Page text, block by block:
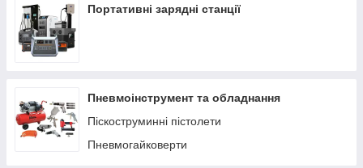
Заточувальні верстати
Портативні зарядні станції
Пневмоінструмент та обладнання
Піскоструминні пістолети
Пневмогайковерти